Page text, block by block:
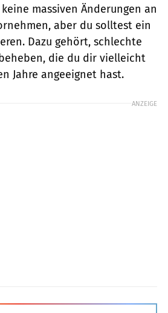
massiven Änderungen an
aber du solltest ein
Dazu gehört, schlechte
die du dir vielleicht
Jahre angeeignet hast.
ANZEIGE